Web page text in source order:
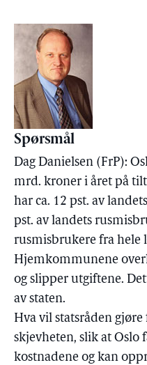
Spørsmål
Dag Danielsen (FrP):
mrd. kroner i året på
har ca. 12 pst. av
pst. av landets
rusmisbrukere fra hele
Hjemkommunene
og slipper utgiftene.
av staten.
Hva vil statsråden
skjevheten, slik at Oslo
kostnadene og kan